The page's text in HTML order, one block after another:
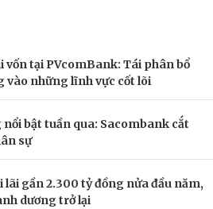
tại PVcomBank: Tái phân bổ
vào những lĩnh vực cốt lõi
bật tuần qua: Sacombank cắt
sự
lãi gần 2.300 tỷ đồng nửa đầu năm,
dương trở lại